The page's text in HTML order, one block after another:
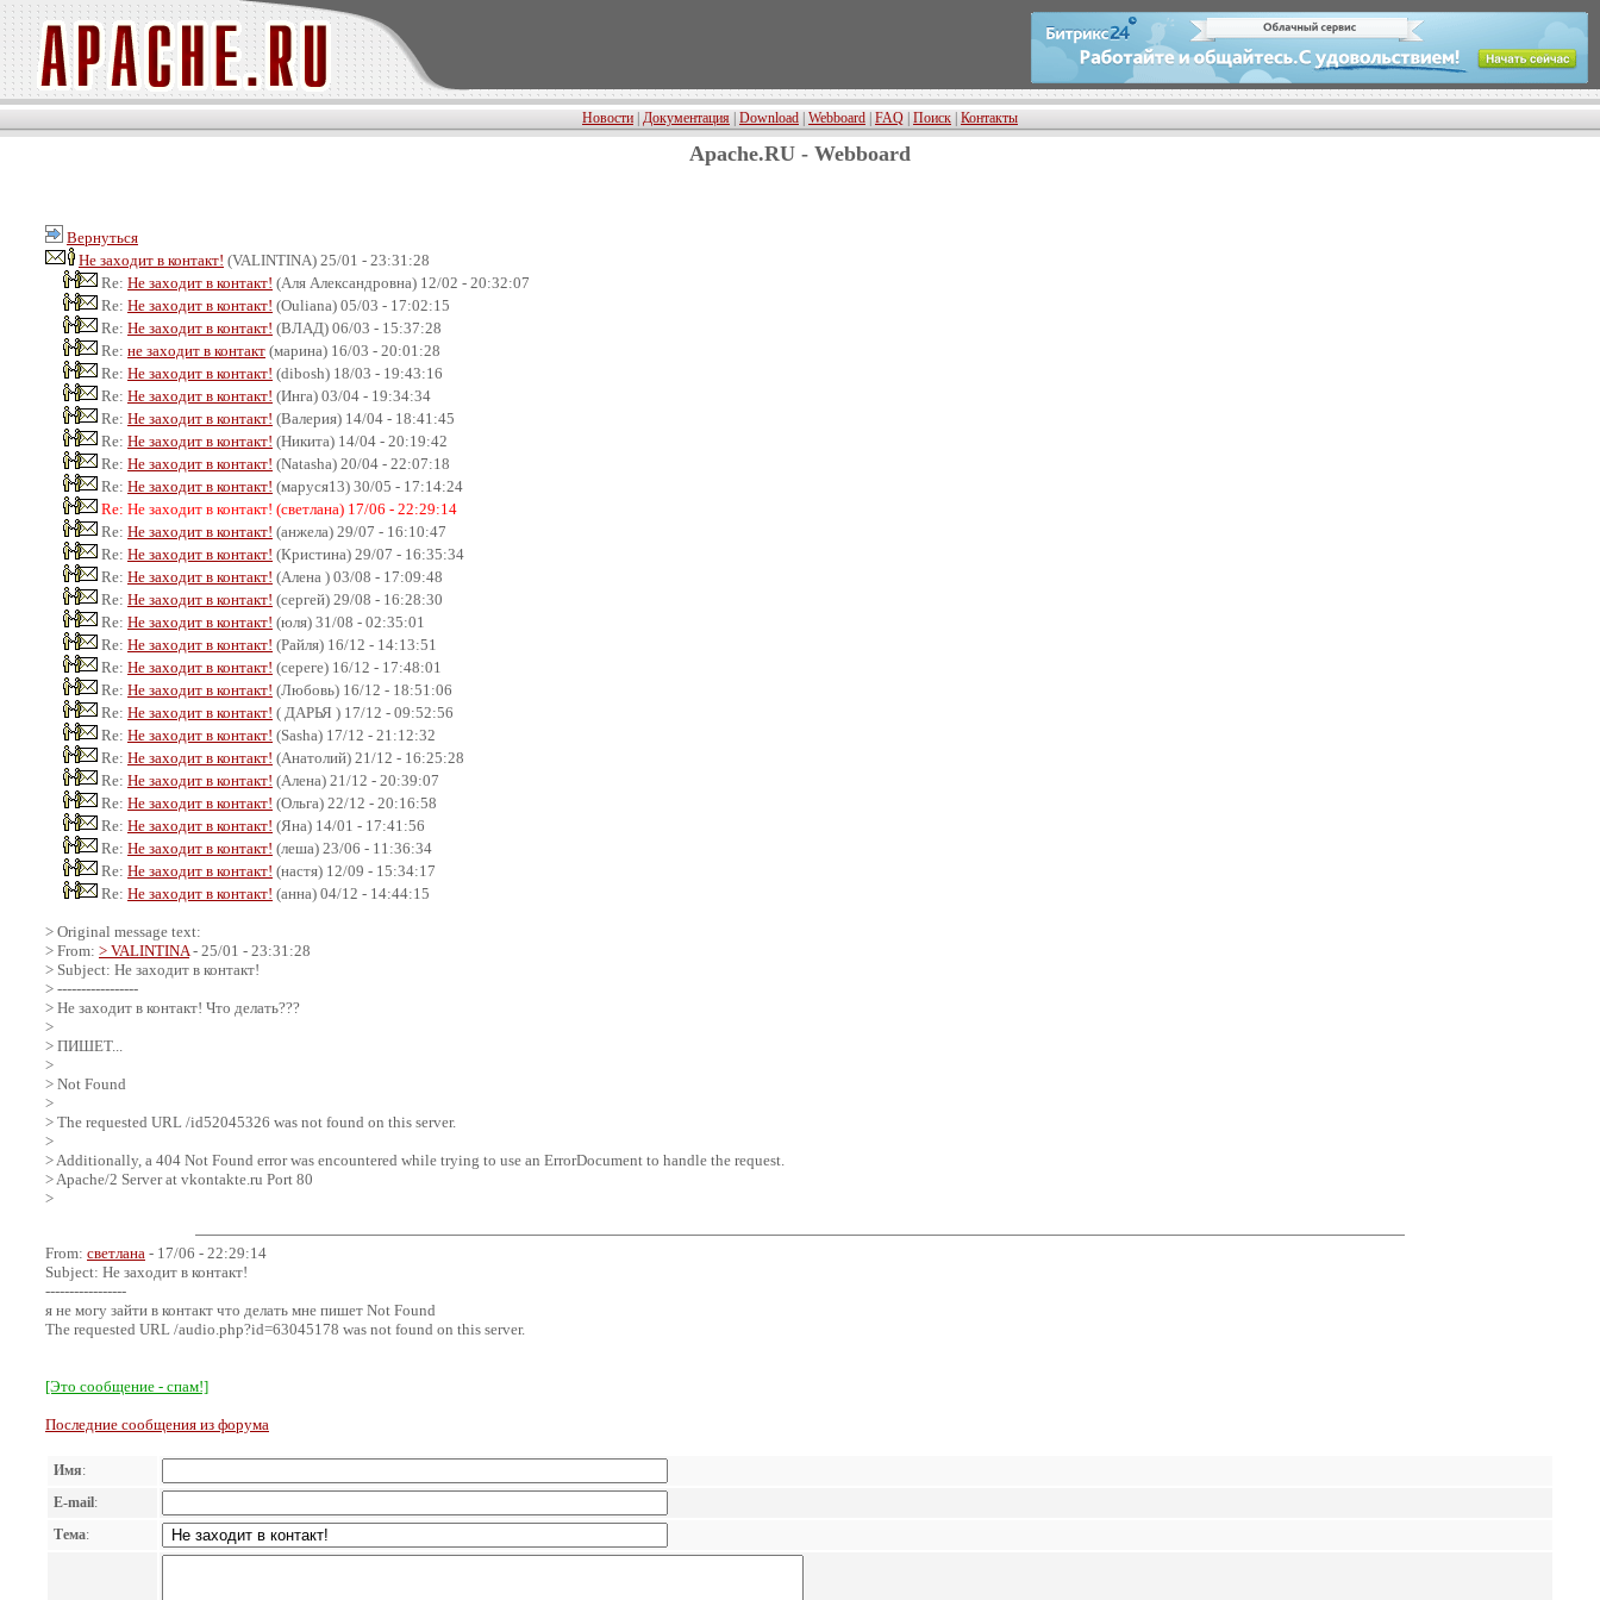
Новости Документация Download Webboard FAQ Поиск Контакты
Apache.RU - Webboard
Вернуться
Не заходит в контакт! (VALINTINA) 25/01 - 23:31:28
Re: Не заходит в контакт! (Аля Александровна) 12/02 - 20:32:07
Re: Не заходит в контакт! (Ouliana) 05/03 - 17:02:15
Re: Не заходит в контакт! (ВЛАД) 06/03 - 15:37:28
Re: не заходит в контакт (марина) 16/03 - 20:01:28
Re: Не заходит в контакт! (dibosh) 18/03 - 19:43:16
Re: Не заходит в контакт! (Инга) 03/04 - 19:34:34
Re: Не заходит в контакт! (Валерия) 14/04 - 18:41:45
Re: Не заходит в контакт! (Никита) 14/04 - 20:19:42
Re: Не заходит в контакт! (Natasha) 20/04 - 22:07:18
Re: Не заходит в контакт! (маруся13) 30/05 - 17:14:24
Re: Не заходит в контакт! (светлана) 17/06 - 22:29:14
Re: Не заходит в контакт! (анжела) 29/07 - 16:10:47
Re: Не заходит в контакт! (Кристина) 29/07 - 16:35:34
Re: Не заходит в контакт! (Алена ) 03/08 - 17:09:48
Re: Не заходит в контакт! (сергей) 29/08 - 16:28:30
Re: Не заходит в контакт! (юля) 31/08 - 02:35:01
Re: Не заходит в контакт! (Райля) 16/12 - 14:13:51
Re: Не заходит в контакт! (сереге) 16/12 - 17:48:01
Re: Не заходит в контакт! (Любовь) 16/12 - 18:51:06
Re: Не заходит в контакт! ( ДАРЬЯ ) 17/12 - 09:52:56
Re: Не заходит в контакт! (Sasha) 17/12 - 21:12:32
Re: Не заходит в контакт! (Анатолий) 21/12 - 16:25:28
Re: Не заходит в контакт! (Алена) 21/12 - 20:39:07
Re: Не заходит в контакт! (Ольга) 22/12 - 20:16:58
Re: Не заходит в контакт! (Яна) 14/01 - 17:41:56
Re: Не заходит в контакт! (леша) 23/06 - 11:36:34
Re: Не заходит в контакт! (настя) 12/09 - 15:34:17
Re: Не заходит в контакт! (анна) 04/12 - 14:44:15
> Original message text:
> From: > VALINTINA - 25/01 - 23:31:28
> Subject: Не заходит в контакт!
> -----------------
> Не заходит в контакт! Что делать???
>
> ПИШЕТ...
>
> Not Found
>
> The requested URL /id52045326 was not found on this server.
>
> Additionally, a 404 Not Found error was encountered while trying to use an ErrorDocument to handle the request.
> Apache/2 Server at vkontakte.ru Port 80
>
From: светлана - 17/06 - 22:29:14
Subject: Не заходит в контакт!
-----------------
я не могу зайти в контакт что делать мне пишет Not Found
The requested URL /audio.php?id=63045178 was not found on this server.
[Это сообщение - спам!]
Последние сообщения из форума
Имя:
E-mail:
Тема: